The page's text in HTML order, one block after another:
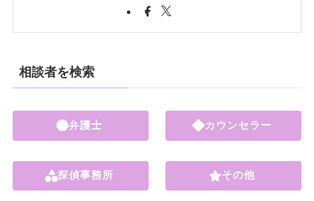
相談者を検索
弁護士
探偵事務所
カウンセラー
その他